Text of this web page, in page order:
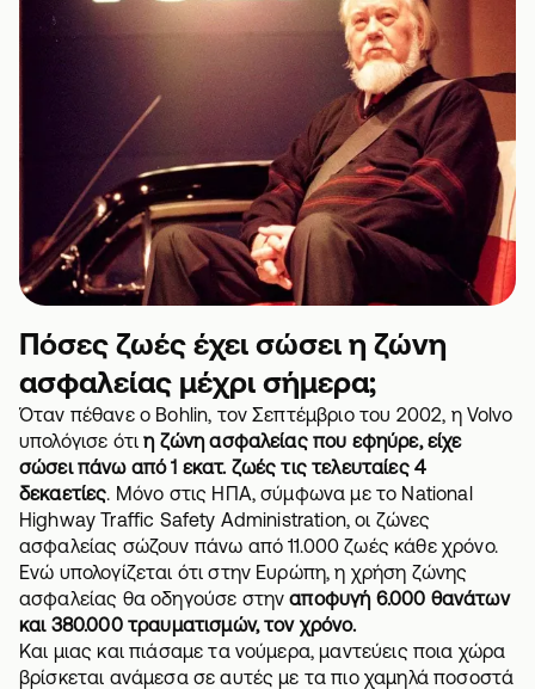
Πόσες ζωές έχει σώσει η ζώνη
ασφαλείας μέχρι σήμερα;
Όταν πέθανε ο Bohlin, τον Σεπτέμβριο του 2002, η Volvo
υπολόγισε ότιη ζώνη ασφαλείας που εφηύρε, είχε
σώσει πάνω από 1 εκατ. ζωές τις τελευταίες 4
δεκαετίες. Μόνο στις ΗΠΑ, σύμφωνα με το National
Highway Traffic Safety Administration, οι ζώνες
ασφαλείας σώζουν πάνω από 11.000 ζωές κάθε χρόνο.
Ενώ υπολογίζεται ότι στην Ευρώπη, η χρήση ζώνης
ασφαλείας θα οδηγούσε στηναποφυγή 6.000 θανάτων
και 380.000 τραυματισμών, τον χρόνο.
Και μιας και πιάσαμε τα νούμερα, μαντεύεις ποια χώρα
βρίσκεται ανάμεσα σε αυτές με τα πιο χαμηλά ποσοστά